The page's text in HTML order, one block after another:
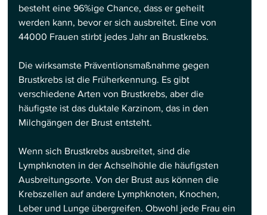
besteht eine 96%ige Chance, dass er geheilt
werden kann, bevor er sich ausbreitet. Eine von
44000 Frauen stirbt jedes Jahr an Brustkrebs.
Die wirksamste Präventionsmaßnahme gegen
Brustkrebs ist die Früherkennung. Es gibt
verschiedene Arten von Brustkrebs, aber die
häufigste ist das duktale Karzinom, das in den
Milchgängen der Brust entsteht.
Wenn sich Brustkrebs ausbreitet, sind die
Lymphknoten in der Achselhöhle die häufigsten
Ausbreitungsorte. Von der Brust aus können die
Krebszellen auf andere Lymphknoten, Knochen,
Leber und Lunge übergreifen. Obwohl jede Frau ein